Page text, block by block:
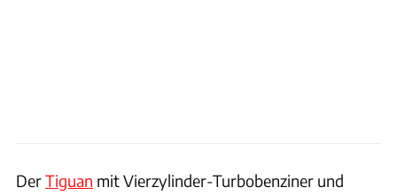
DerTiguan mit Vierzylinder-Turbobenziner und